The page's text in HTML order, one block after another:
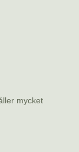
mycket